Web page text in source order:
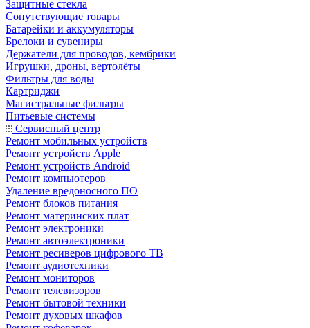
Защитные стекла
Сопутствующие товары
Батарейки и аккумуляторы
Брелоки и сувениры
Держатели для проводов, кембрики
Игрушки, дроны, вертолёты
Фильтры для воды
Картриджи
Магистральные фильтры
Питьевые системы
Сервисный центр
Ремонт мобильных устройств
Ремонт устройств Apple
Ремонт устройств Android
Ремонт компьютеров
Удаление вредоносного ПО
Ремонт блоков питания
Ремонт материнских плат
Ремонт электроники
Ремонт автоэлектроники
Ремонт ресиверов цифрового ТВ
Ремонт аудиотехники
Ремонт мониторов
Ремонт телевизоров
Ремонт бытовой техники
Ремонт духовых шкафов